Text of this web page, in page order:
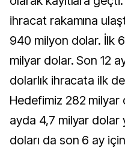
ihracat rakamına
940 milyon dolar. İlk
milyar dolar. Son 12
dolarlık ihracata ilk
Hedefimiz 282 milyar
ayda 4,7 milyar dolar
doları da son 6 ay